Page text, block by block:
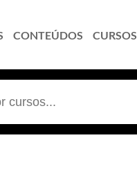
CONTEÚDOS CURSOS